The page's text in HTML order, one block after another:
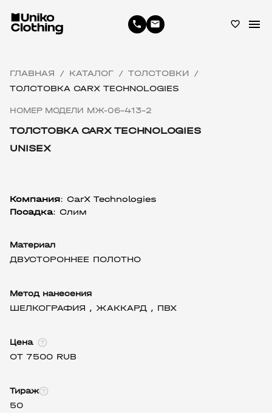
phone email favorite_border menu
ГЛАВНАЯ / КАТАЛОГ / ТОЛСТОВКИ /
ТОЛСТОВКА CARX TECHNOLOGIES
НОМЕР МОДЕЛИ МЖ-06-413-2
ТОЛСТОВКА CARX TECHNOLOGIES
UNISEX
Компания: CarX Technologies
Посадка: Слим
Материал
ДВУСТОРОННЕЕ ПОЛОТНО
Метод нанесения
ШЕЛКОГРАФИЯ , ЖАККАРД , ПВХ
Цена
ОТ 7500 RUB
Тираж
50